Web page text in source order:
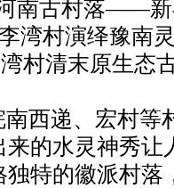
村清末原生态
递、宏村等
的水灵神秀让
特的徽派村落